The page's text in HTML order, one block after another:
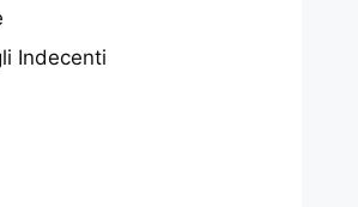
Indecenti